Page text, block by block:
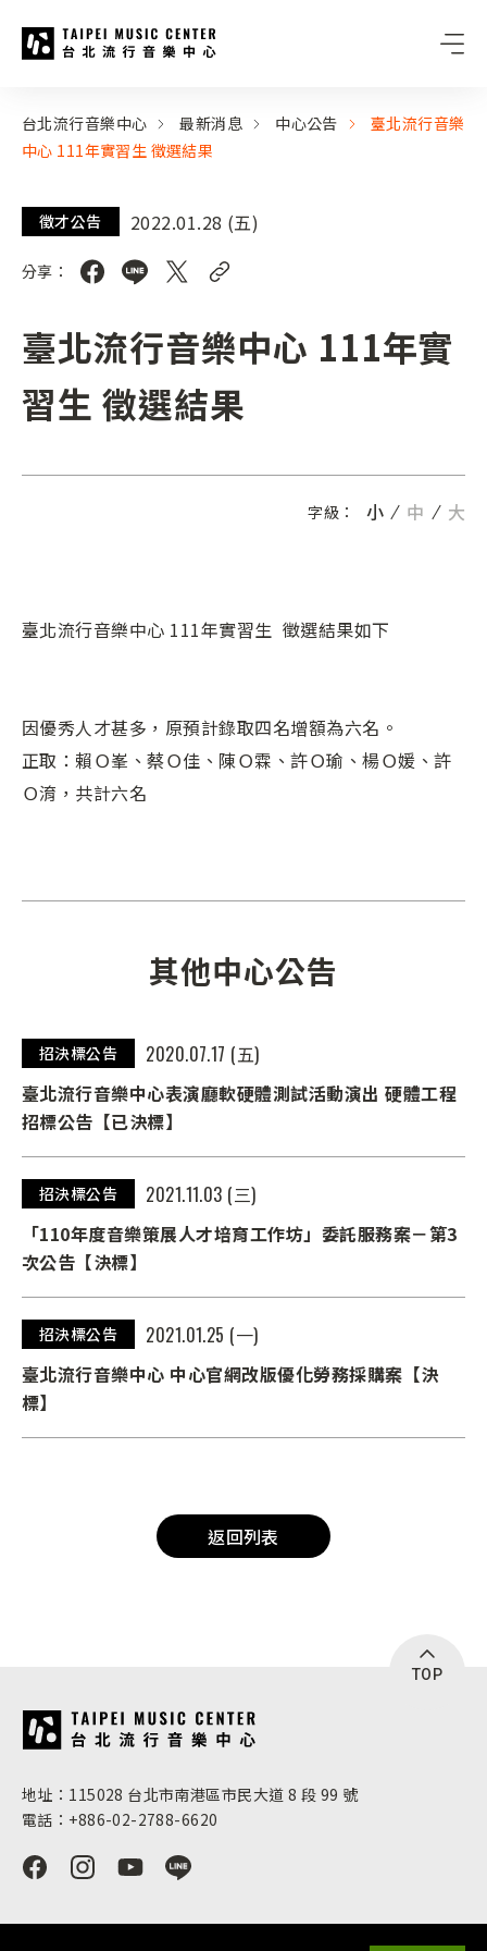
:::
台北流行音樂中心 最新消息 中心公告
臺北流行音樂
中心 111年實習生 徵選結果
徵才公告 2022.01.28 (五)
分享：
臺北流行音樂中心 111年實
習生 徵選結果
字級： 小 中 大
臺北流行音樂中心 111年實習生 徵選結果如下
因優秀人才甚多，原預計錄取四名增額為六名。
正取：賴Ｏ峯、蔡Ｏ佳、陳Ｏ霖、許Ｏ瑜、楊Ｏ媛、許
Ｏ淯，共計六名
其他中心公告
招決標公告
2020.07.17 (五)
臺北流行音樂中心表演廳軟硬體測試活動演出 硬體工程
招標公告【已決標】
招決標公告
2021.11.03 (三)
「110年度音樂策展人才培育工作坊」委託服務案－第3
次公告【決標】
招決標公告
2021.01.25 (一)
臺北流行音樂中心 中心官網改版優化勞務採購案【決
標】
返回列表
TOP
:::
地址：115028 台北市南港區市民大道 8 段 99 號
電話：+886-02-2788-6620